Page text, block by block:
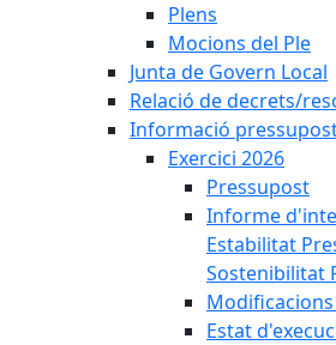
Plens
Mocions del Ple
Junta de Govern Local
Relació de decrets/
Informació
Exercici 2026
Pressupost
Informe
Estabilitat
Sostenibilitat
Estat